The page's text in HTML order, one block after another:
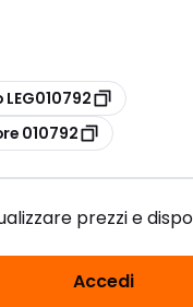
010792
prezzi e
Accedi